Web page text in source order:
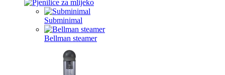
Subminimal
Bellman steamer